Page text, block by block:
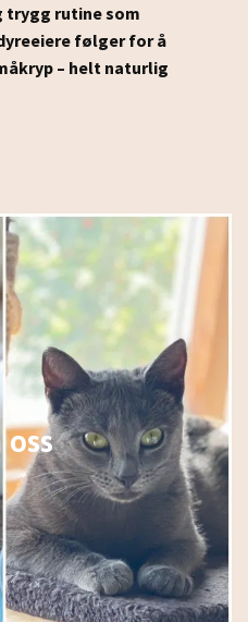
oss
trygg rutine som
følger for å
– helt naturlig